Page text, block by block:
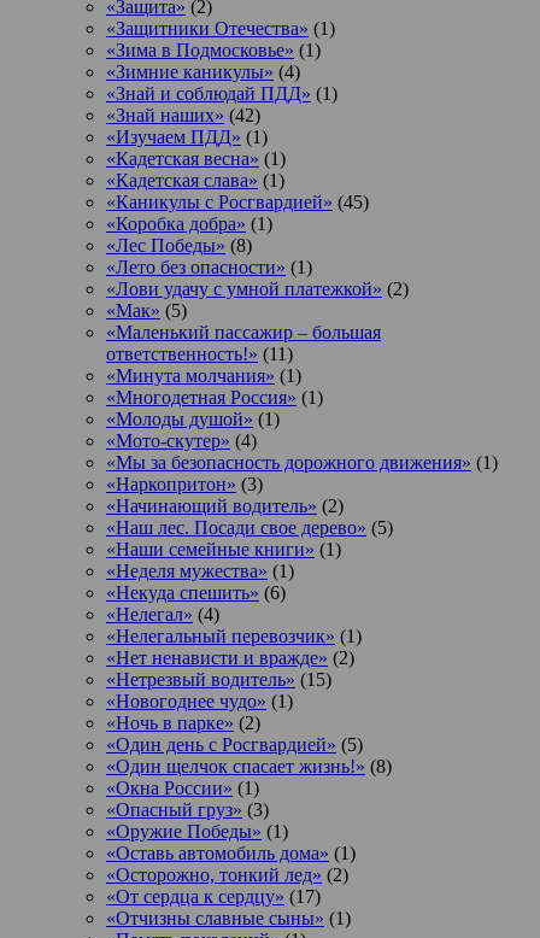
«Защита» (2)
«Защитники Отечества» (1)
«Зима в Подмосковье» (1)
«Зимние каникулы» (4)
«Знай и соблюдай ПДД» (1)
«Знай наших» (42)
«Изучаем ПДД» (1)
«Кадетская весна» (1)
«Кадетская слава» (1)
«Каникулы с Росгвардией» (45)
«Коробка добра» (1)
«Лес Победы» (8)
«Лето без опасности» (1)
«Лови удачу с умной платежкой» (2)
«Мак» (5)
«Маленький пассажир – большая
ответственность!» (11)
«Минута молчания» (1)
«Многодетная Россия» (1)
«Молоды душой» (1)
«Мото-скутер» (4)
«Мы за безопасность дорожного движения» (1)
«Наркопритон» (3)
«Начинающий водитель» (2)
«Наш лес. Посади свое дерево» (5)
«Наши семейные книги» (1)
«Неделя мужества» (1)
«Некуда спешить» (6)
«Нелегал» (4)
«Нелегальный перевозчик» (1)
«Нет ненависти и вражде» (2)
«Нетрезвый водитель» (15)
«Новогоднее чудо» (1)
«Ночь в парке» (2)
«Один день с Росгвардией» (5)
«Один щелчок спасает жизнь!» (8)
«Окна России» (1)
«Опасный груз» (3)
«Оружие Победы» (1)
«Оставь автомобиль дома» (1)
«Осторожно, тонкий лед» (2)
«От сердца к сердцу» (17)
«Отчизны славные сыны» (1)